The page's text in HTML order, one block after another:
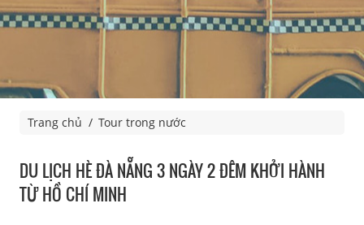
Trang chủ Tour trong nước
DU LỊCH HÈ ĐÀ NẴNG 3 NGÀY 2 ĐÊM KHỞI HÀNH
TỪ HỒ CHÍ MINH